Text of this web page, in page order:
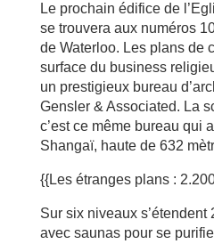
Le prochain édifice de
se trouvera aux numéros
de Waterloo. Les plans de
surface du business
un prestigieux bureau
Gensler & Associated. La
c’est ce même bureau qui
Shangaï, haute de 632
{{Les étranges plans :
Sur six niveaux s’étendent
avec saunas pour se